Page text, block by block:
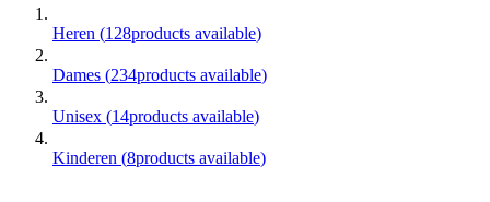
Heren (128products available)
Dames (234products available)
Unisex (14products available)
Kinderen (8products available)